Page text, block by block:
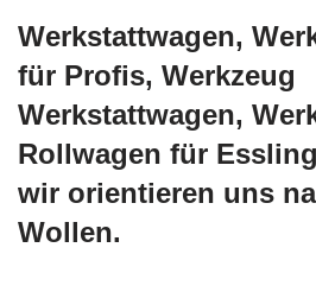
Werkstattwagen,
für Profis, Werkzeug
Werkstattwagen,
Rollwagen für
wir orientieren uns
Wollen.